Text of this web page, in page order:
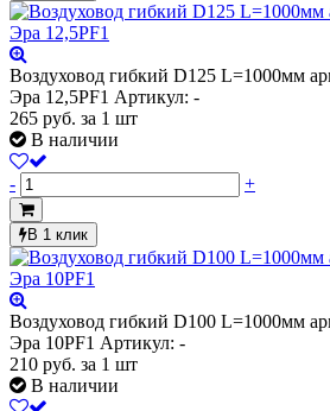
Воздуховод гибкий D125 L=1000мм
Эра 12,5PF1 Артикул: -
265 руб. за 1 шт
В наличии
- +
В 1 клик
Воздуховод гибкий D100 L=1000мм
Эра 10PF1 Артикул: -
210 руб. за 1 шт
В наличии